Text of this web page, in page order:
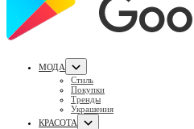
МОДА
Стиль
Покупки
Тренды
Украшения
КРАСОТА